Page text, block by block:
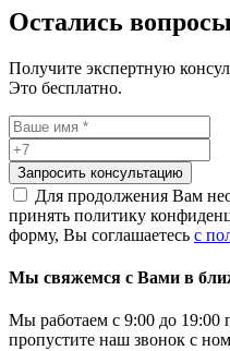
Остались
Получите экспертную
Это бесплатно.
Запросить консультацию
Для продолжения Вам
принять политику
форму, Вы соглашаетесь с
Мы свяжемся с Вами в
Мы работаем с 9:00 до 19:00
пропустите наш звонок с